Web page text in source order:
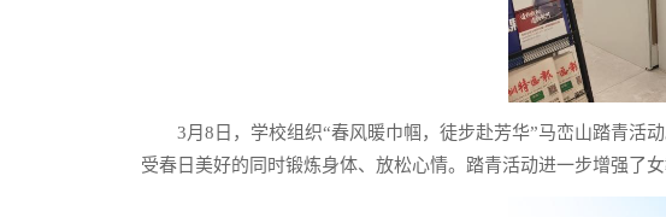
3月8日，学校组织“春风暖巾帼，徒步赴芳华”马峦山踏青活
受春日美好的同时锻炼身体、放松心情。踏青活动进一步增强了